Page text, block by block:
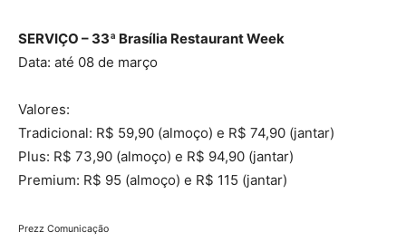
SERVIÇO – 33ª Brasília Restaurant Week
Data: até 08 de março
Valores:
Tradicional: R$ 59,90 (almoço) e R$ 74,90 (jantar)
Plus: R$ 73,90 (almoço) e R$ 94,90 (jantar)
Premium: R$ 95 (almoço) e R$ 115 (jantar)
Prezz Comunicação